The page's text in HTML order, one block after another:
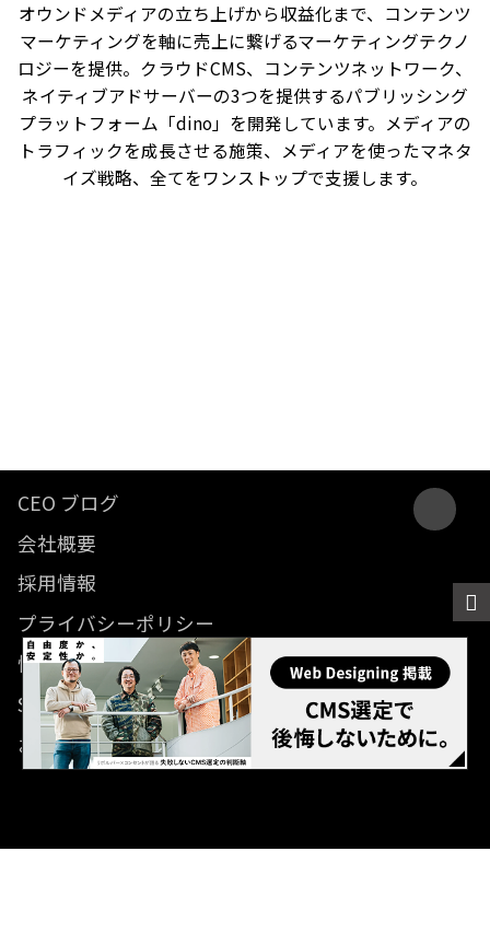
オウンドメディアの立ち上げから収益化まで、コンテンツ
マーケティングを軸に売上に繋げるマーケティングテクノ
ロジーを提供。クラウドCMS、コンテンツネットワーク、
ネイティブアドサーバーの3つを提供するパブリッシング
プラットフォーム「dino」を開発しています。メディアの
トラフィックを成長させる施策、メディアを使ったマネタ
イズ戦略、全てをワンストップで支援します。
CEO ブログ
会社概要
採用情報
プライバシーポリシー
情報セキュリティ方針
SDGsに関する取り組み
お問い合わせ